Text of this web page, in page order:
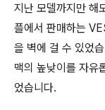
지난 모델까지만 해
플에서 판매하는
을 벽에 걸 수 있었
맥의 높낮이를 자유
었습니다.